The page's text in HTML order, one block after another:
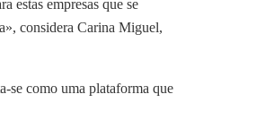
estas empresas que se
considera Carina Miguel,
se como uma plataforma que